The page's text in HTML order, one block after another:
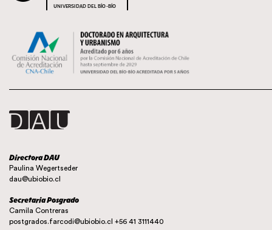
UNIVERSIDAD DEL BÍO-BÍO
Directora DAU
Paulina Wegertseder
dau@ubiobio.cl
Secretaria Posgrado
Camila Contreras
postgrados.farcodi@ubiobio.cl +56 41 3111440